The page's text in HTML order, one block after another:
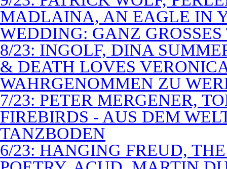
MADLAINA, AN EAGLE IN
WEDDING: GANZ
8/23: INGOLF, DINA
& DEATH LOVES
WAHRGENOMMEN ZU
7/23: PETER MERGENER,
FIREBIRDS - AUS DEM
TANZBODEN
6/23: HANGING FREUD,